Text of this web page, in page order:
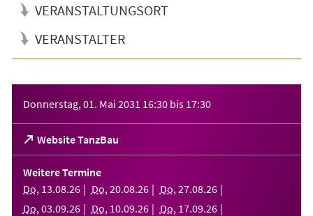
VERANSTALTUNGSORT
VERANSTALTER
Donnerstag, 01. Mai 2031 16:30 bis 17:30
Website TanzBau
(Öffnet
in
einem
neuen
Tab)
Weitere Termine
Do, 13.08.26 Do, 20.08.26 Do, 27.08.26
Do, 03.09.26 Do, 10.09.26 Do, 17.09.26